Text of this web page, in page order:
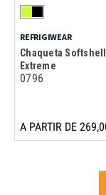
REFRIGIWEAR
Chaqueta
Extreme
0796
A PARTIR DE